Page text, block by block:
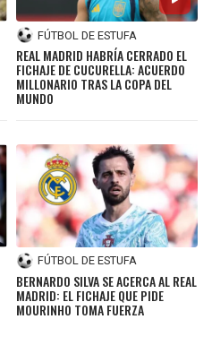
FÚTBOL DE ESTUFA
REAL MADRID HABRÍA CERRADO EL
FICHAJE DE CUCURELLA: ACUERDO
MILLONARIO TRAS LA COPA DEL
MUNDO
FÚTBOL DE ESTUFA
BERNARDO SILVA SE ACERCA AL REAL
MADRID: EL FICHAJE QUE PIDE
MOURINHO TOMA FUERZA